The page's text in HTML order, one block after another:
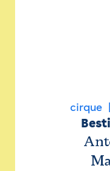
cirque